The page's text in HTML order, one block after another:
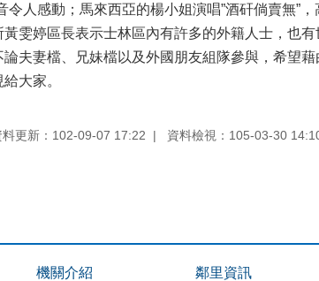
令人感動；馬來西亞的楊小姐演唱”酒矸倘賣無”
雯婷區長表示士林區內有許多的外籍人士，也
論夫妻檔、兄妹檔以及外國朋友組隊參與，希望
大家。
料更新：102-09-07 17:22 資料檢視：105-03-30
機關介紹 鄰里資訊